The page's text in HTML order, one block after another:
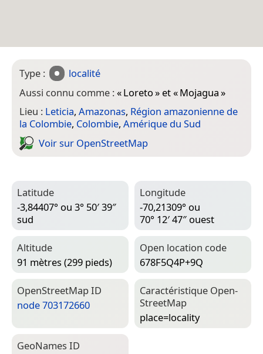
Type :
localité
Aussi connu comme :«Loreto» et «Mojagua»
Lieu : Leticia, Amazonas, Région amazonienne de
la Colombie, Colombie, Amérique du Sud
Voir sur Open­Street­Map
Latitude
-3,84407° ou 3° 50′ 39″
sud
Longitude
-70,21309° ou
70° 12′ 47″ ouest
Altitude
91 mètres (299 pieds)
Open location code
678F5Q4P+9Q
Open­Street­Map ID
node 703172660
Caractéristique Open­
Street­Map
place=­locality
Geo­Names ID